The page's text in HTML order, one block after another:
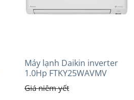
Máy lạnh Daikin inverter
1.0Hp FTKY25WAVMV